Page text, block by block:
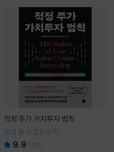
적정 주가 가치투자 법칙
평생 쓸 수 있는 원칙
9.9 (42)